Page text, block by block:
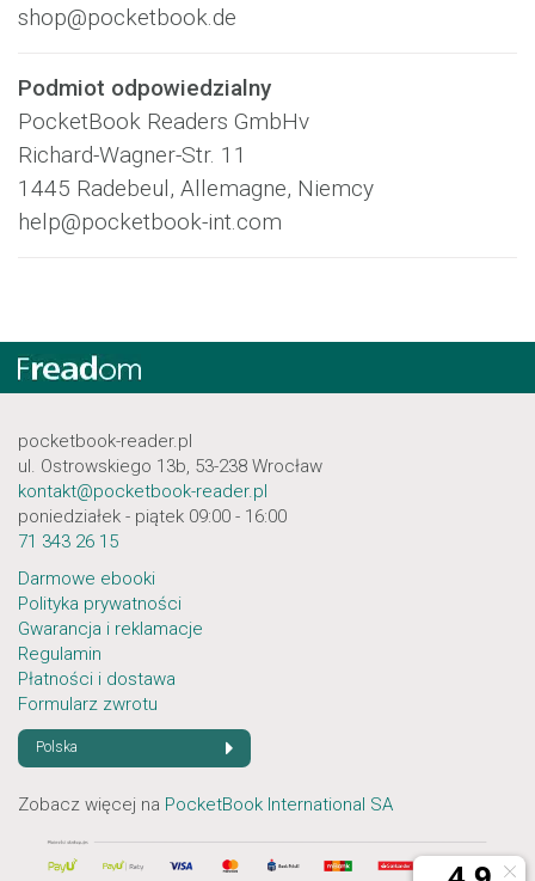
shop@pocketbook.de
Podmiot odpowiedzialny
PocketBook Readers GmbHv
Richard-Wagner-Str. 11
1445 Radebeul, Allemagne, Niemcy
help@pocketbook-int.com
pocketbook-reader.pl
ul. Ostrowskiego 13b, 53-238 Wrocław
kontakt@pocketbook-reader.pl
poniedziałek - piątek 09:00 - 16:00
71 343 26 15
Darmowe ebooki
Polityka prywatności
Gwarancja i reklamacje
Regulamin
Płatności i dostawa
Formularz zwrotu
Polska
Zobacz więcej na PocketBook International SA